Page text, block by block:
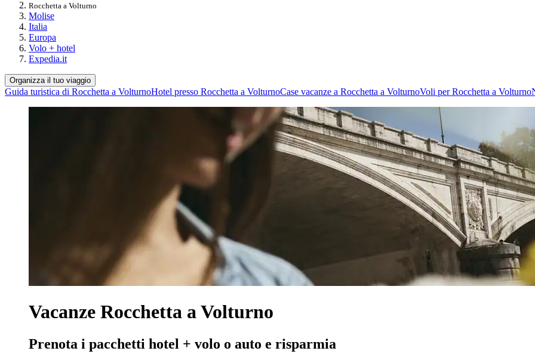
Rocchetta a Volturno
Molise
Italia
Europa
Volo + hotel
Expedia.it
Organizza il tuo viaggio
Guida turistica di Rocchetta a VolturnoHotel presso Rocchetta a VolturnoCase vacanze a Rocchetta a VolturnoVoli per Rocchetta a Volturno
Vacanze Rocchetta a Volturno
Prenota i pacchetti hotel + volo o auto e risparmia